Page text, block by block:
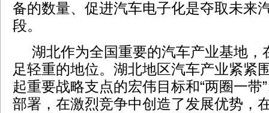
备的数量、促进汽车电子化是夺取未来
段。
湖北作为全国重要的汽车产业基地，
足轻重的地位。湖北地区汽车产业紧紧
起重要战略支点的宏伟目标和“两圈一带
部署，在激烈竞争中创造了发展优势，